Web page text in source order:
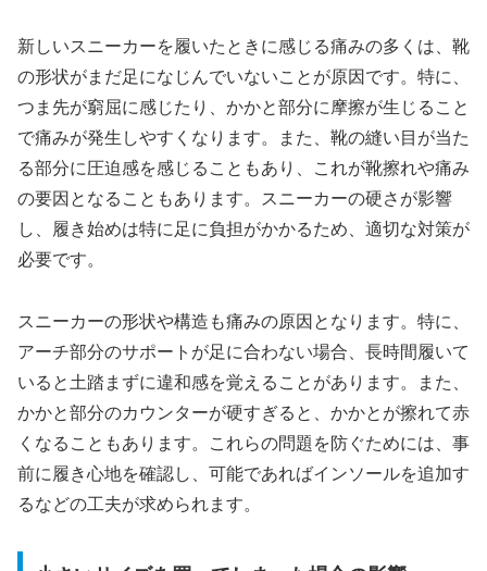
新しいスニーカーを履いたときに感じる痛みの多くは、靴
の形状がまだ足になじんでいないことが原因です。特に、
つま先が窮屈に感じたり、かかと部分に摩擦が生じること
で痛みが発生しやすくなります。また、靴の縫い目が当た
る部分に圧迫感を感じることもあり、これが靴擦れや痛み
の要因となることもあります。スニーカーの硬さが影響
し、履き始めは特に足に負担がかかるため、適切な対策が
必要です。
スニーカーの形状や構造も痛みの原因となります。特に、
アーチ部分のサポートが足に合わない場合、長時間履いて
いると土踏まずに違和感を覚えることがあります。また、
かかと部分のカウンターが硬すぎると、かかとが擦れて赤
くなることもあります。これらの問題を防ぐためには、事
前に履き心地を確認し、可能であればインソールを追加す
るなどの工夫が求められます。